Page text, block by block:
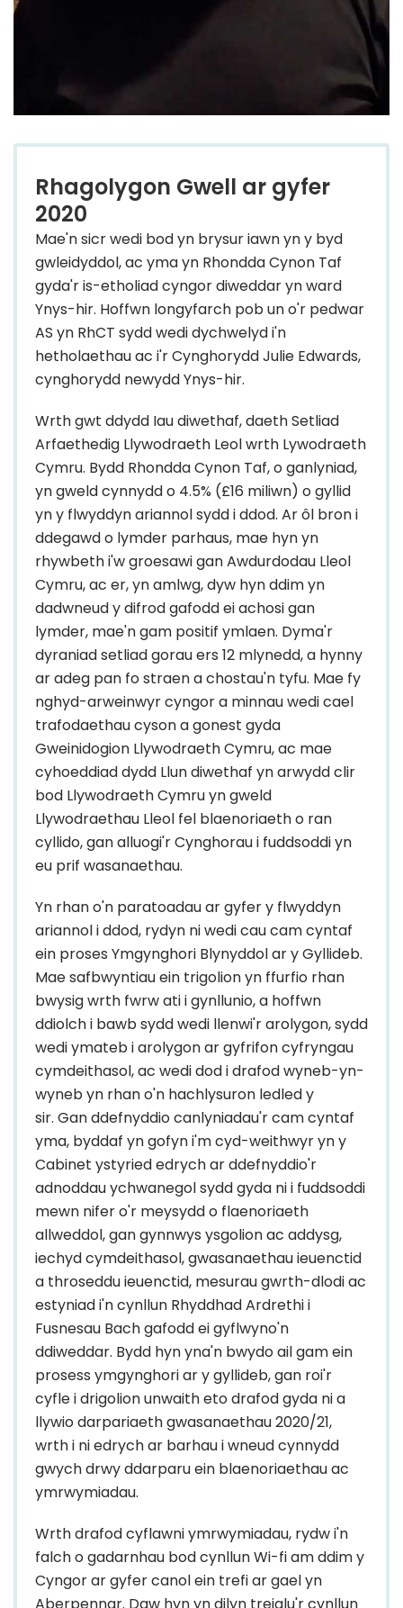
Rhagolygon Gwell ar gyfer
2020
Mae'n sicr wedi bod yn brysur iawn yn y byd
gwleidyddol, ac yma yn Rhondda Cynon Taf
gyda'r is-etholiad cyngor diweddar yn ward
Ynys-hir. Hoffwn longyfarch pob un o'r pedwar
AS yn RhCT sydd wedi dychwelyd i'n
hetholaethau ac i'r Cynghorydd Julie Edwards,
cynghorydd newydd Ynys-hir.
Wrth gwt ddydd Iau diwethaf, daeth Setliad
Arfaethedig Llywodraeth Leol wrth Lywodraeth
Cymru. Bydd Rhondda Cynon Taf, o ganlyniad,
yn gweld cynnydd o 4.5% (£16 miliwn) o gyllid
yn y flwyddyn ariannol sydd i ddod. Ar ôl bron i
ddegawd o lymder parhaus, mae hyn yn
rhywbeth i'w groesawi gan Awdurdodau Lleol
Cymru, ac er, yn amlwg, dyw hyn ddim yn
dadwneud y difrod gafodd ei achosi gan
lymder, mae'n gam positif ymlaen. Dyma'r
dyraniad setliad gorau ers 12 mlynedd, a hynny
ar adeg pan fo straen a chostau'n tyfu. Mae fy
nghyd-arweinwyr cyngor a minnau wedi cael
trafodaethau cyson a gonest gyda
Gweinidogion Llywodraeth Cymru, ac mae
cyhoeddiad dydd Llun diwethaf yn arwydd clir
bod Llywodraeth Cymru yn gweld
Llywodraethau Lleol fel blaenoriaeth o ran
cyllido, gan alluogi'r Cynghorau i fuddsoddi yn
eu prif wasanaethau.
Yn rhan o'n paratoadau ar gyfer y flwyddyn
ariannol i ddod, rydyn ni wedi cau cam cyntaf
ein proses Ymgynghori Blynyddol ar y Gyllideb.
Mae safbwyntiau ein trigolion yn ffurfio rhan
bwysig wrth fwrw ati i gynllunio, a hoffwn
ddiolch i bawb sydd wedi llenwi'r arolygon, sydd
wedi ymateb i arolygon ar gyfrifon cyfryngau
cymdeithasol, ac wedi dod i drafod wyneb-yn-
wyneb yn rhan o'n hachlysuron ledled y
sir. Gan ddefnyddio canlyniadau'r cam cyntaf
yma, byddaf yn gofyn i'm cyd-weithwyr yn y
Cabinet ystyried edrych ar ddefnyddio'r
adnoddau ychwanegol sydd gyda ni i fuddsoddi
mewn nifer o'r meysydd o flaenoriaeth
allweddol, gan gynnwys ysgolion ac addysg,
iechyd cymdeithasol, gwasanaethau ieuenctid
a throseddu ieuenctid, mesurau gwrth-dlodi ac
estyniad i'n cynllun Rhyddhad Ardrethi i
Fusnesau Bach gafodd ei gyflwyno'n
ddiweddar. Bydd hyn yna'n bwydo ail gam ein
prosess ymgynghori ar y gyllideb, gan roi'r
cyfle i drigolion unwaith eto drafod gyda ni a
llywio darpariaeth gwasanaethau 2020/21,
wrth i ni edrych ar barhau i wneud cynnydd
gwych drwy ddarparu ein blaenoriaethau ac
ymrwymiadau.
Wrth drafod cyflawni ymrwymiadau, rydw i'n
falch o gadarnhau bod cynllun Wi-fi am ddim y
Cyngor ar gyfer canol ein trefi ar gael yn
Aberpennar. Daw hyn yn dilyn treialu'r cynllun